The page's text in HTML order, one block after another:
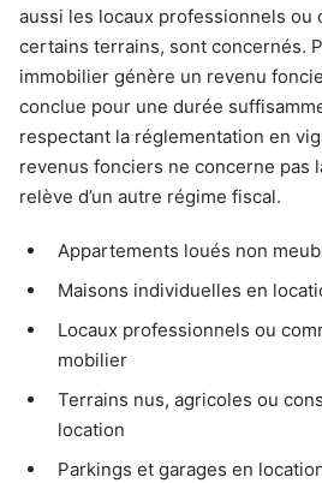
aussi les locaux professionnels ou
certains terrains, sont concernés.
immobilier génère un revenu
conclue pour une durée
respectant la réglementation en
revenus fonciers ne concerne pas
relève d’un autre régime fiscal.
Appartements loués non
Maisons individuelles en
Locaux professionnels ou
mobilier
Terrains nus, agricoles ou
location
Parkings et garages en